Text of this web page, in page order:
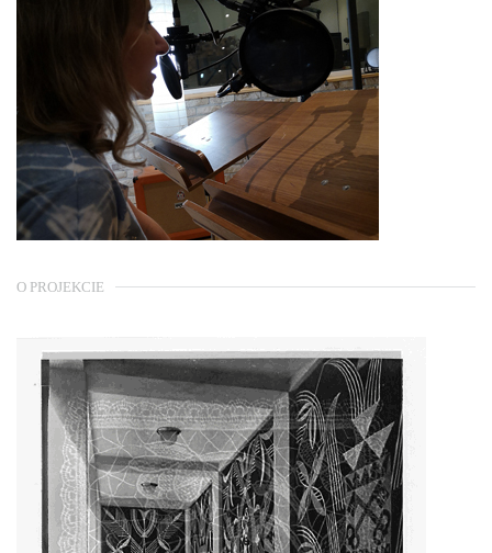
O PROJEKCIE